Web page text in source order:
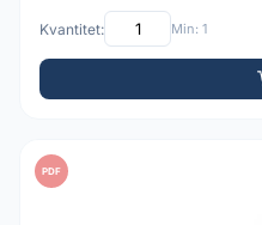
Kvantitet: Min: 1
PDF